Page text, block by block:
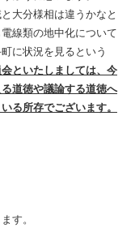
大分様相は違うかなと
線類の地中化について
に状況を見るという
といたしましては、今
道徳や議論する道徳へ
る所存でございます。
す。